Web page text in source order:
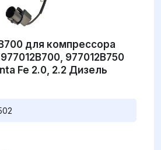
для компрессора
977012B750
Fe 2.0, 2.2 Дизель